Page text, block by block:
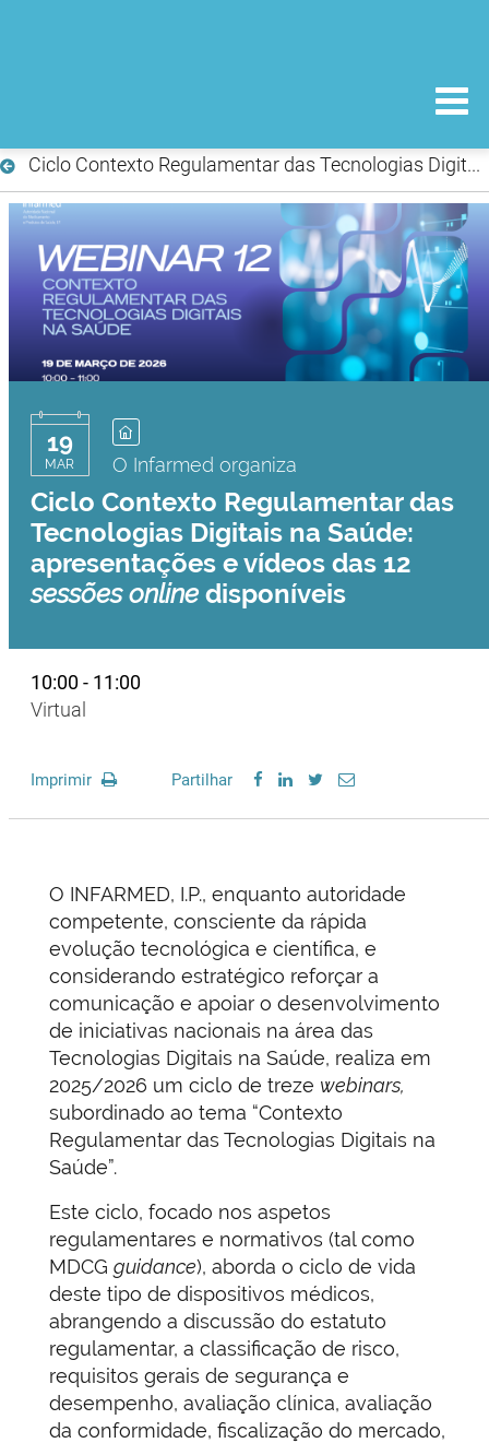
Ciclo Contexto Regulamentar das Tecnologias Digitais na Saúde: apresentações e vídeos das 12
19
MAR O Infarmed organiza
Ciclo Contexto Regulamentar das
Tecnologias Digitais na Saúde:
apresentações e vídeos das 12
sessões onlinedisponíveis
10:00 - 11:00
Virtual
Imprimir Partilhar
O INFARMED, I.P., enquanto autoridade
competente, consciente da rápida
evolução tecnológica e científica, e
considerando estratégico reforçar a
comunicação e apoiar o desenvolvimento
de iniciativas nacionais na área das
Tecnologias Digitais na Saúde, realiza em
2025/2026 um ciclo de treze webinars,
subordinado ao tema “Contexto
Regulamentar das Tecnologias Digitais na
Saúde”.
Este ciclo, focado nos aspetos
regulamentares e normativos (tal como
MDCG guidance), aborda o ciclo de vida
deste tipo de dispositivos médicos,
abrangendo a discussão do estatuto
regulamentar, a classificação de risco,
requisitos gerais de segurança e
desempenho, avaliação clínica, avaliação
da conformidade, fiscalização do mercado,